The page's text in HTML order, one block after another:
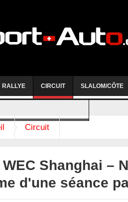
RALLYE CIRCUIT SLALOM/CÔTE
Circuit
WEC Shanghai –
d'une séance